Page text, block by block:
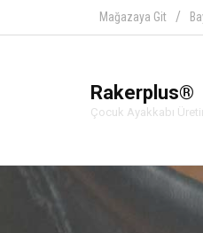
Mağazaya Git
Rakerplus®
Çocuk Ayakkabı